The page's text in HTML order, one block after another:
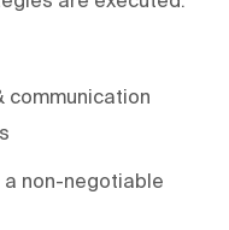
communication
non-negotiable